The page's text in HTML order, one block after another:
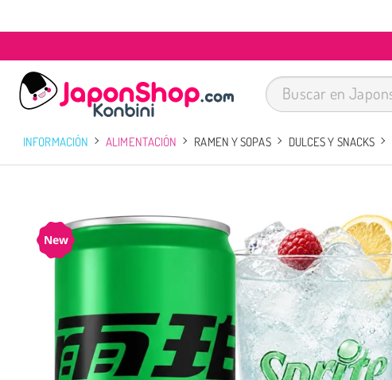
INFORMACIÓN ALIMENTACIÓN RAMEN Y SOPAS DULCES Y SNACKS
New